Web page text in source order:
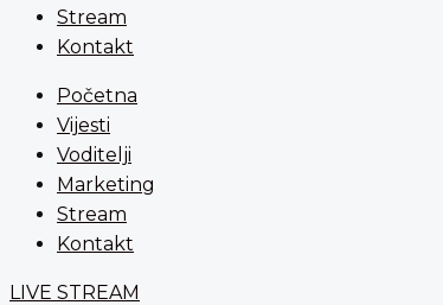
Stream
Kontakt
Početna
Vijesti
Voditelji
Marketing
Stream
Kontakt
LIVE STREAM